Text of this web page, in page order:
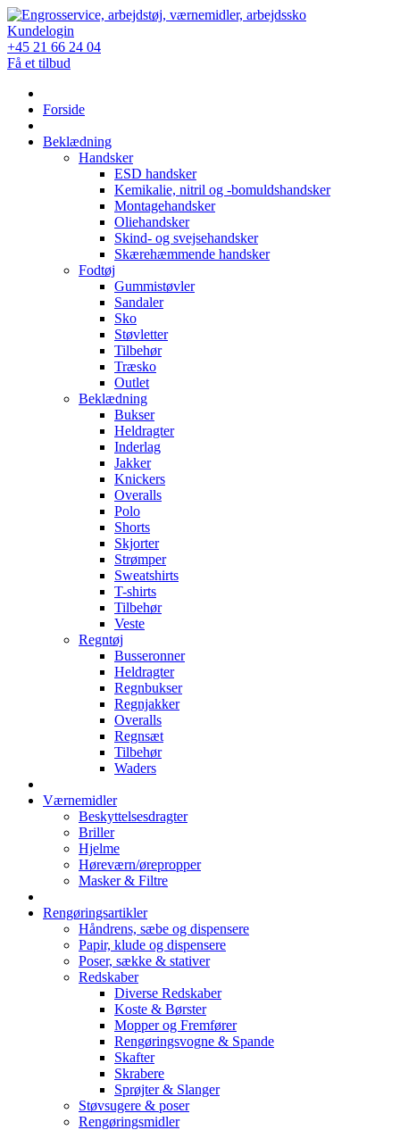
Skip
to
content
Kundelogin
+45 21 66 24 04
Få et tilbud
Forside
Beklædning
Handsker
ESD handsker
Kemikalie, nitril og -bomuldshandsker
Montagehandsker
Oliehandsker
Skind- og svejsehandsker
Skærehæmmende handsker
Fodtøj
Gummistøvler
Sandaler
Sko
Støvletter
Tilbehør
Træsko
Outlet
Beklædning
Bukser
Heldragter
Inderlag
Jakker
Knickers
Overalls
Polo
Shorts
Skjorter
Strømper
Sweatshirts
T-shirts
Tilbehør
Veste
Regntøj
Busseronner
Heldragter
Regnbukser
Regnjakker
Overalls
Regnsæt
Tilbehør
Waders
Værnemidler
Beskyttelsesdragter
Briller
Hjelme
Høreværn/ørepropper
Masker & Filtre
Rengøringsartikler
Håndrens, sæbe og dispensere
Papir, klude og dispensere
Poser, sække & stativer
Redskaber
Diverse Redskaber
Koste & Børster
Mopper og Fremfører
Rengøringsvogne & Spande
Skafter
Skrabere
Sprøjter & Slanger
Støvsugere & poser
Rengøringsmidler